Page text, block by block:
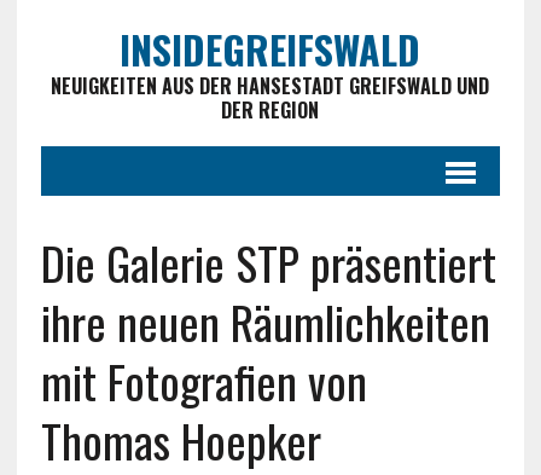
INSIDEGREIFSWALD
NEUIGKEITEN AUS DER HANSESTADT GREIFSWALD UND
DER REGION
Die Galerie STP präsentiert
ihre neuen Räumlichkeiten
mit Fotografien von
Thomas Hoepker